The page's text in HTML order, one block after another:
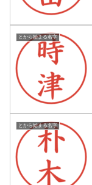
とから始まる名字
とから始まる名字